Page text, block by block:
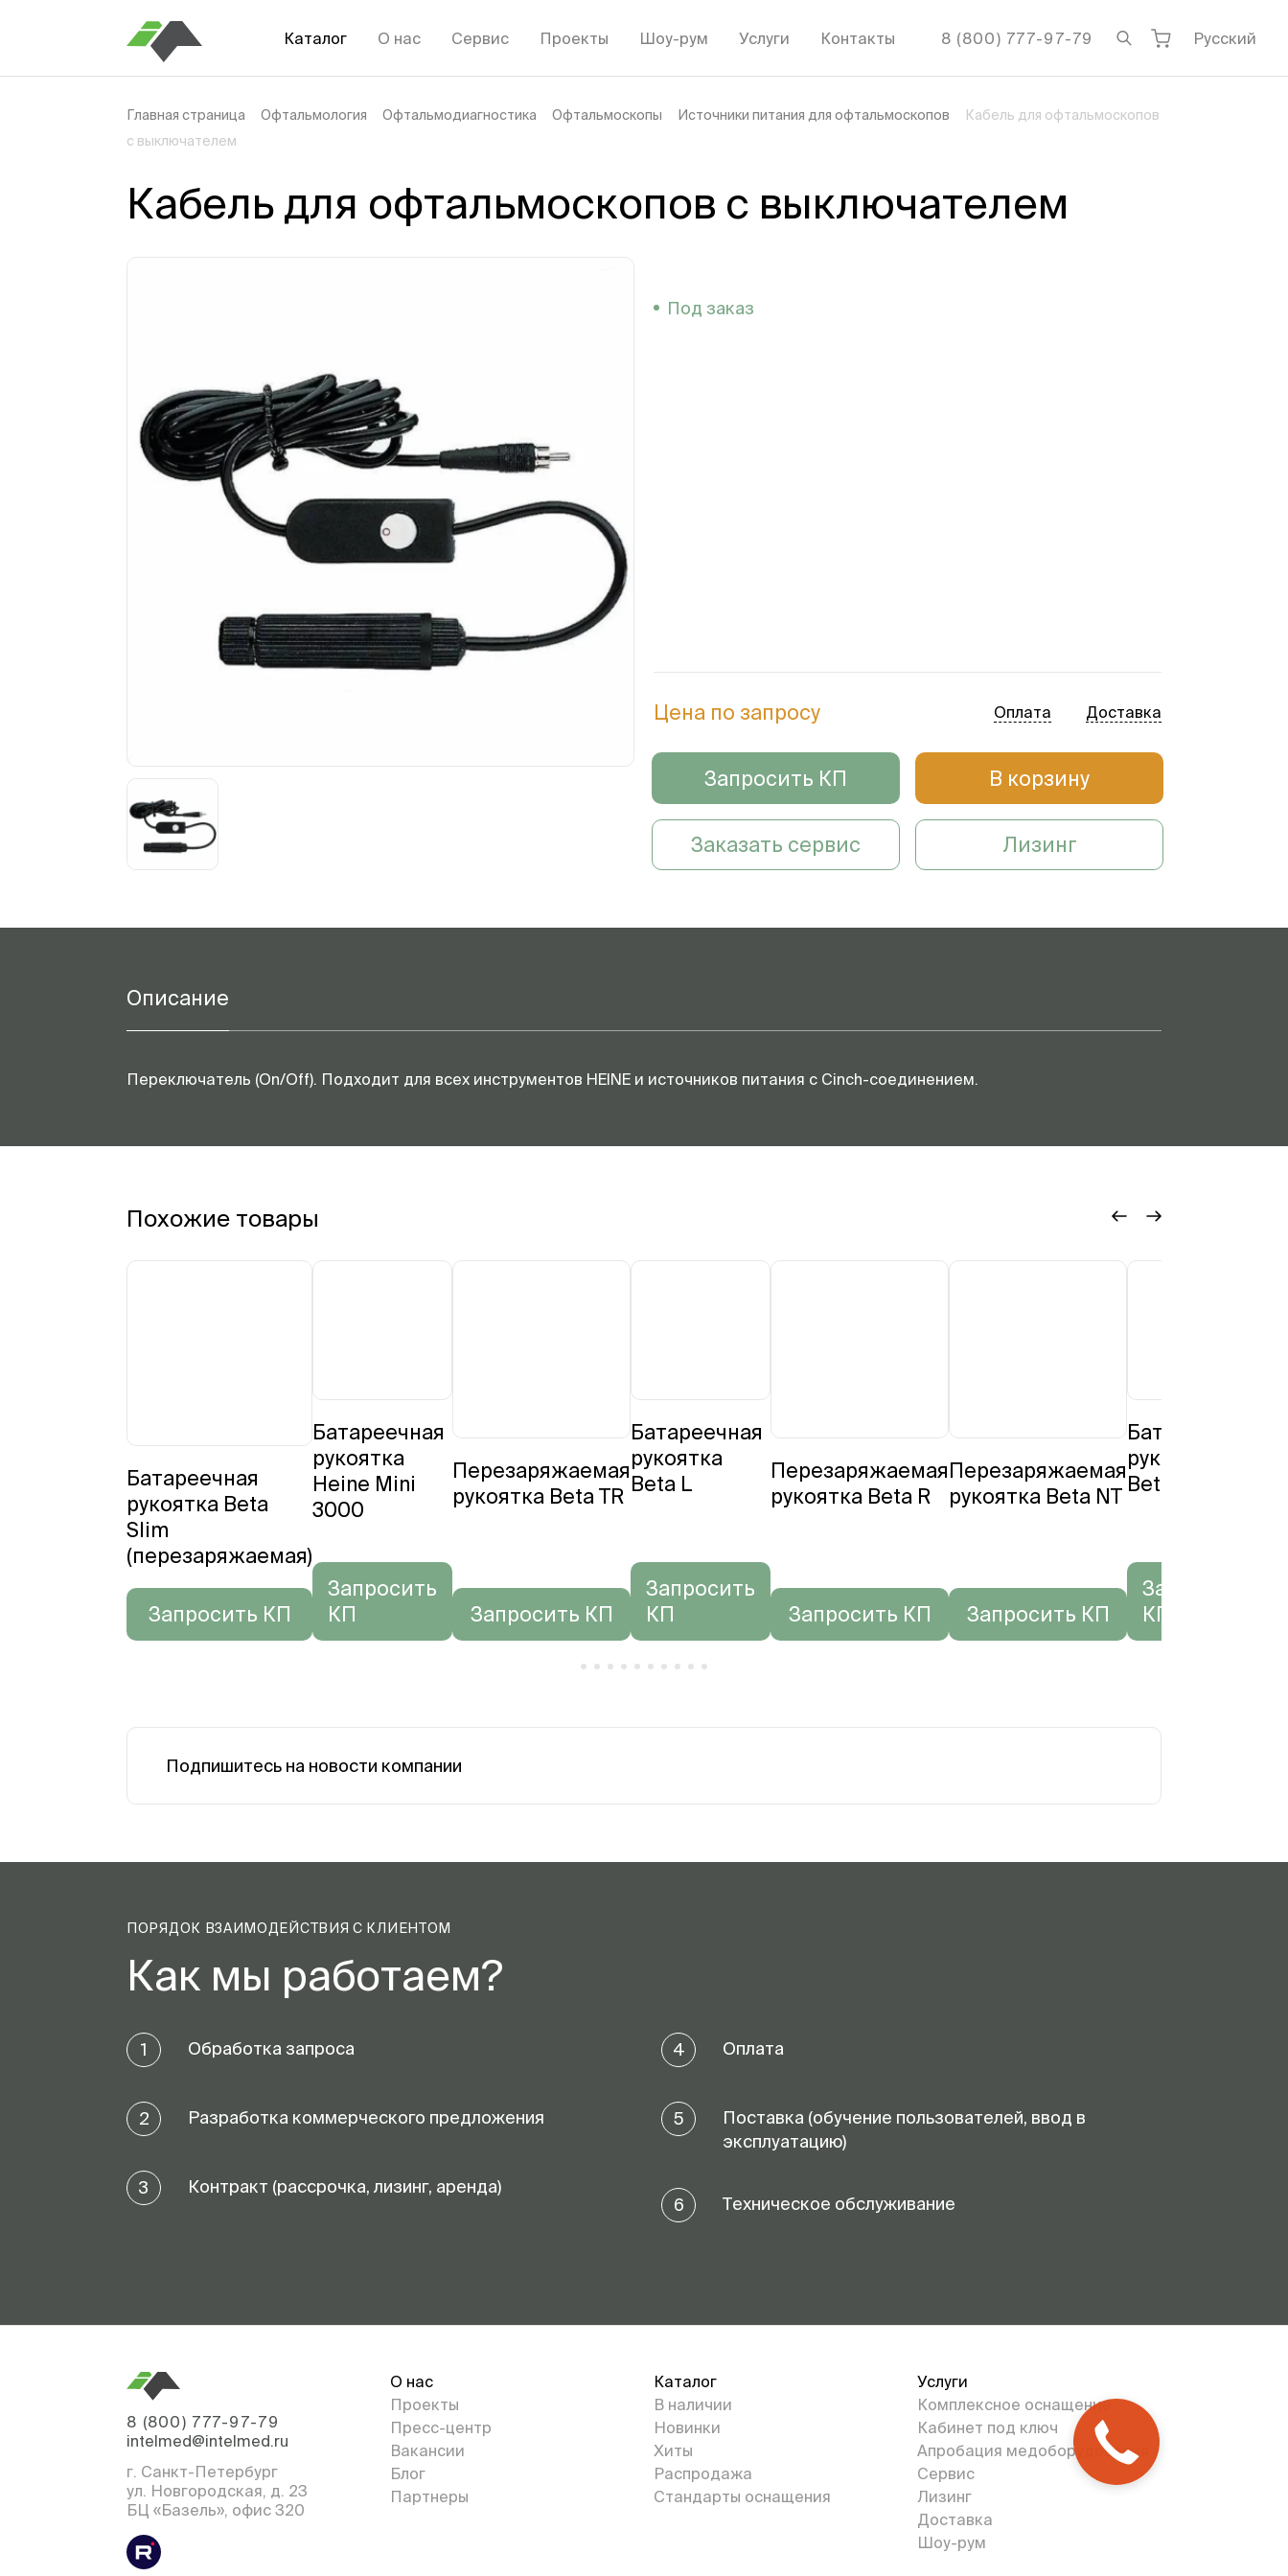
Каталог О нас Сервис Проекты Шоу-рум Услуги Контакты 8 (800) 777-97-79 Русский
Главная страница Офтальмология Офтальмодиагностика Офтальмоскопы Источники питания для офтальмоскопов
Кабель для офтальмоскопов
с выключателем
Кабель для офтальмоскопов с выключателем
Под заказ
Цена по запросу Оплата Доставка
Запросить КП В корзину
Заказать сервис Лизинг
Описание
Переключатель (On/Off). Подходит для всех инструментов HEINE и источников питания с Cinch-соединением.
Похожие товары
Батареечная
рукоятка Beta
Slim
(перезаряжаемая)
Запросить КП
Батареечная
рукоятка
Heine Mini
3000
Запросить
КП
Перезаряжаемая
рукоятка Beta TR
Запросить КП
Батареечная
рукоятка
Beta L
Запросить
КП
Перезаряжаемая
рукоятка Beta R
Запросить КП
Перезаряжаемая
рукоятка Beta NT
Запросить КП
Батареечная
рукоятка
Beta
Запросить
КП
Подпишитесь на новости компании
ПОРЯДОК ВЗАИМОДЕЙСТВИЯ С КЛИЕНТОМ
Как мы работаем?
1 Обработка запроса
2 Разработка коммерческого предложения
3 Контракт (рассрочка, лизинг, аренда)
4 Оплата
5
Поставка (обучение пользователей, ввод в
эксплуатацию)
6 Техническое обслуживание
8 (800) 777-97-79
intelmed@intelmed.ru
г. Санкт-Петербург
ул. Новгородская, д. 23
БЦ «Базель», офис 320
О нас
Проекты
Пресс-центр
Вакансии
Блог
Партнеры
Каталог
В наличии
Новинки
Хиты
Распродажа
Стандарты оснащения
Услуги
Комплексное оснащение
Кабинет под ключ
Апробация медоборудования
Сервис
Лизинг
Доставка
Шоу-рум